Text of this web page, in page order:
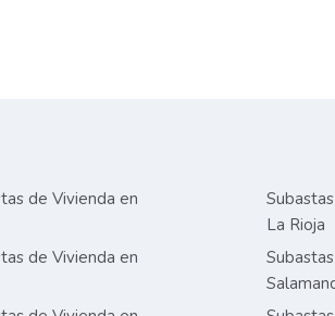
de Vivienda en
de Vivienda en
La Rioja